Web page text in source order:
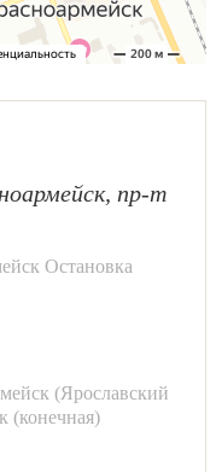
пр-т
Остановка
(Ярославский
(конечная)